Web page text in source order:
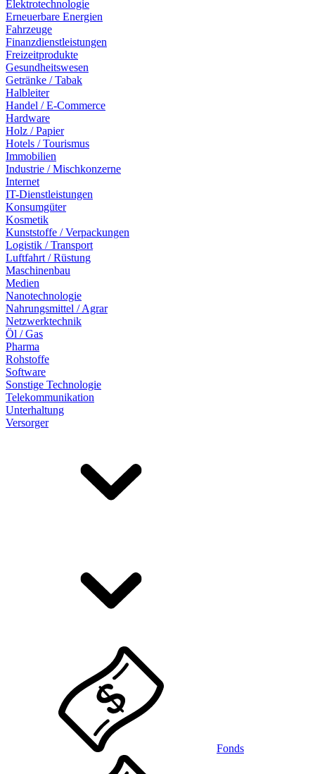
Elektrotechnologie
Erneuerbare Energien
Fahrzeuge
Finanzdienstleistungen
Freizeitprodukte
Gesundheitswesen
Getränke / Tabak
Halbleiter
Handel / E-Commerce
Hardware
Holz / Papier
Hotels / Tourismus
Immobilien
Industrie / Mischkonzerne
Internet
IT-Dienstleistungen
Konsumgüter
Kosmetik
Kunststoffe / Verpackungen
Logistik / Transport
Luftfahrt / Rüstung
Maschinenbau
Medien
Nanotechnologie
Nahrungsmittel / Agrar
Netzwerktechnik
Öl / Gas
Pharma
Rohstoffe
Software
Sonstige Technologie
Telekommunikation
Unterhaltung
Versorger
Fonds